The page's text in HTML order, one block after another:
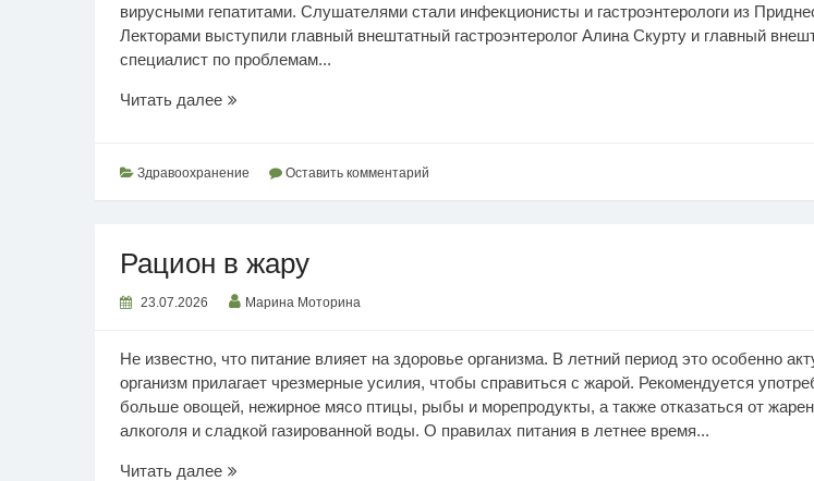
вирусными гепатитами. Слушателями стали инфекционисты и гастроэнтерологи из
Лекторами выступили главный внештатный гастроэнтеролог Алина Скурту и главный
специалист по проблемам...
Читать далееКонференция
печени
Здравоохранение Оставить комментарий
Рацион в жару
23.07.2026 Марина Моторина
Не известно, что питание влияет на здоровье организма. В летний период это особенно
организм прилагает чрезмерные усилия, чтобы справиться с жарой. Рекомендуется
больше овощей, нежирное мясо птицы, рыбы и морепродукты, а также отказаться от
алкоголя и сладкой газированной воды. О правилах питания в летнее время...
Читать далееРацион